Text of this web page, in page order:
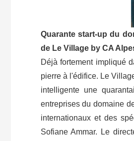
Quarante start-up du
de Le Village by CA
Déjà fortement impliqué
pierre à l'édifice. Le
intelligente une
entreprises du domaine
internationaux et des
Sofiane Ammar. Le